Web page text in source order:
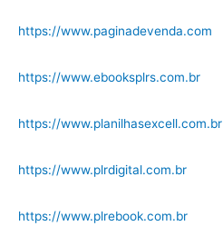
https://www.paginadevenda.com
https://www.ebooksplrs.com.br
https://www.planilhasexcell.com.br
https://www.plrdigital.com.br
https://www.plrebook.com.br